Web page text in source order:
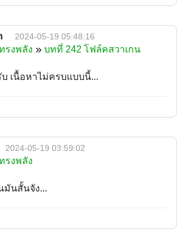
2024-05-19 05:48:16
รงพลัง บทที่ 242 โฟล์คสวาเกน
เนื้อหาไม่ครบแบบนี้...
2024-05-19 03:59:02
รงพลัง
มันสั้นจัง...